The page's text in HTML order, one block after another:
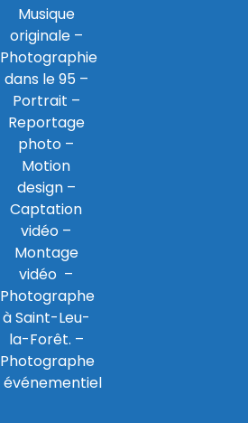
Musique
originale –
Photographie
dans le 95 –
Portrait –
Reportage
photo –
Motion
design –
Captation
vidéo –
Montage
vidéo –
Photographe
à Saint-Leu-
la-Forêt. –
Photographe
événementiel